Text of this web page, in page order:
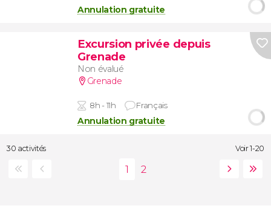
Annulation gratuite
Excursion privée depuis
Grenade
Non évalué
Grenade
8h - 11h Français
Annulation gratuite
30 activités Voir 1-20